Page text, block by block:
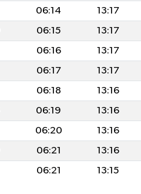
06:14 13:17
06:15 13:17
06:16 13:17
06:17 13:17
06:18 13:16
06:19 13:16
06:20 13:16
06:21 13:16
06:21 13:15